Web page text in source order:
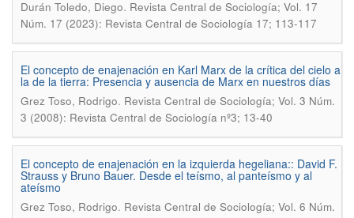
Durán Toledo, Diego. Revista Central de Sociología; Vol. 17
Núm. 17 (2023): Revista Central de Sociología 17; 113-117
El concepto de enajenación en Karl Marx de la crítica del cielo a
la de la tierra: Presencia y ausencia de Marx en nuestros días
Grez Toso, Rodrigo. Revista Central de Sociología; Vol. 3 Núm.
3 (2008): Revista Central de Sociología nº3; 13-40
El concepto de enajenación en la izquierda hegeliana:: David F.
Strauss y Bruno Bauer. Desde el teísmo, al panteísmo y al
ateísmo
Grez Toso, Rodrigo. Revista Central de Sociología; Vol. 6 Núm.